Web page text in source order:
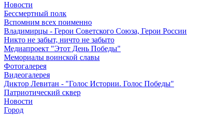
Новости
Бессмертный полк
Вспомним всех поименно
Владимирцы - Герои Советского Союза, Герои России
Никто не забыт, ничто не забыто
Медиапроект "Этот День Победы"
Мемориалы воинской славы
Фотогалерея
Видеогалерея
Диктор Левитан - "Голос Истории. Голос Победы"
Патриотический сквер
Новости
Город